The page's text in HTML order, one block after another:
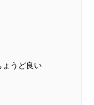
ょうど良い